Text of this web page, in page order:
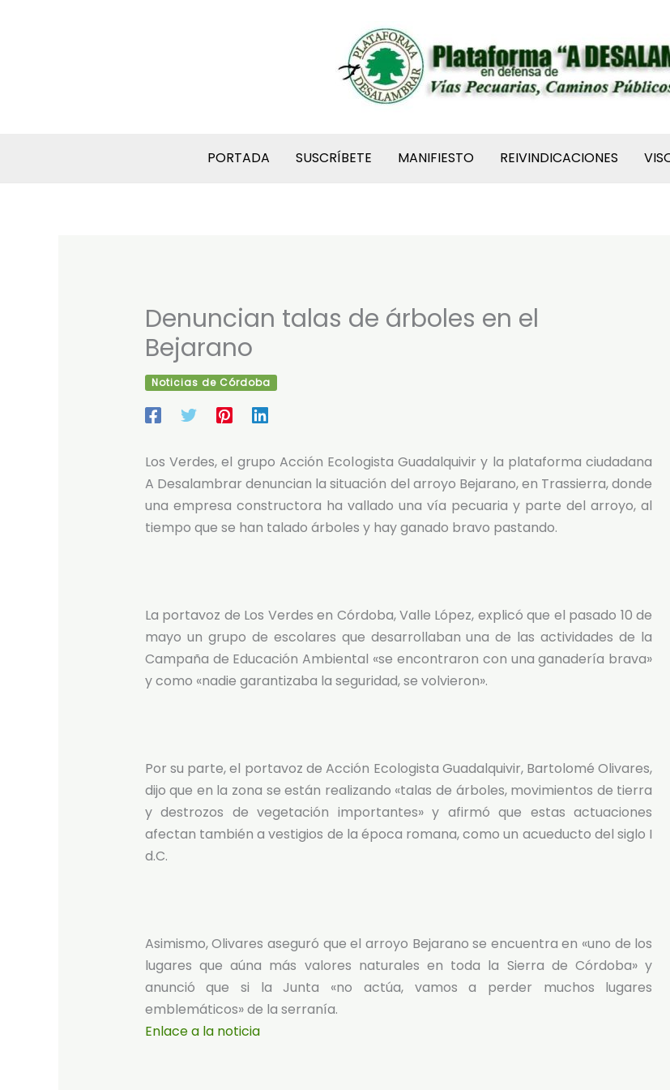
PORTADA SUSCRÍBETE MANIFIESTO REIVINDICACIONES
Denuncian talas de árboles en el
Bejarano
Noticias de Córdoba
Los Verdes, el grupo Acción Ecologista Guadalquivir y la plataforma ciudadana
A Desalambrar denuncian la situación del arroyo Bejarano, en Trassierra, donde
una empresa constructora ha vallado una vía pecuaria y parte del arroyo, al
tiempo que se han talado árboles y hay ganado bravo pastando.
La portavoz de Los Verdes en Córdoba, Valle López, explicó que el pasado 10 de
mayo un grupo de escolares que desarrollaban una de las actividades de la
Campaña de Educación Ambiental «se encontraron con una ganadería brava»
y como «nadie garantizaba la seguridad, se volvieron».
Por su parte, el portavoz de Acción Ecologista Guadalquivir, Bartolomé Olivares,
dijo que en la zona se están realizando «talas de árboles, movimientos de tierra
y destrozos de vegetación importantes» y afirmó que estas actuaciones
afectan también a vestigios de la época romana, como un acueducto del siglo I
d.C.
Asimismo, Olivares aseguró que el arroyo Bejarano se encuentra en «uno de los
lugares que aúna más valores naturales en toda la Sierra de Córdoba» y
anunció que si la Junta «no actúa, vamos a perder muchos lugares
emblemáticos» de la serranía.
Enlace a la noticia